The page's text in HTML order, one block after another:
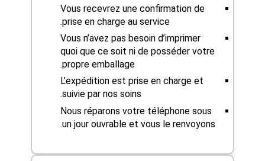
Vous recevrez une confirmation de
prise en charge au service.
Vous n’avez pas besoin d’imprimer
quoi que ce soit ni de posséder votre
propre emballage.
L’expédition est prise en charge et
suivie par nos soins.
Nous réparons votre téléphone sous
un jour ouvrable et vous le renvoyons.